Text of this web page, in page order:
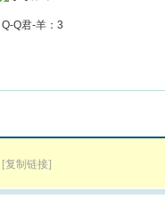
Q-Q君-羊：3
[复制链接]